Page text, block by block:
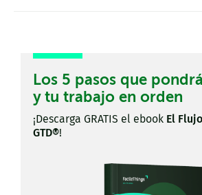
Los 5 pasos que
y tu trabajo en orden
¡Descarga GRATIS el ebook El
GTD®!